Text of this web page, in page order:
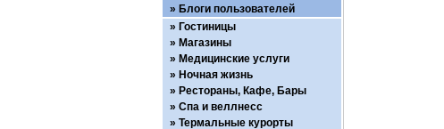
Блоги пользователей
Гостиницы
Магазины
Медицинские услуги
Ночная жизнь
Рестораны, Кафе, Бары
Спа и веллнесс
Термальные курорты